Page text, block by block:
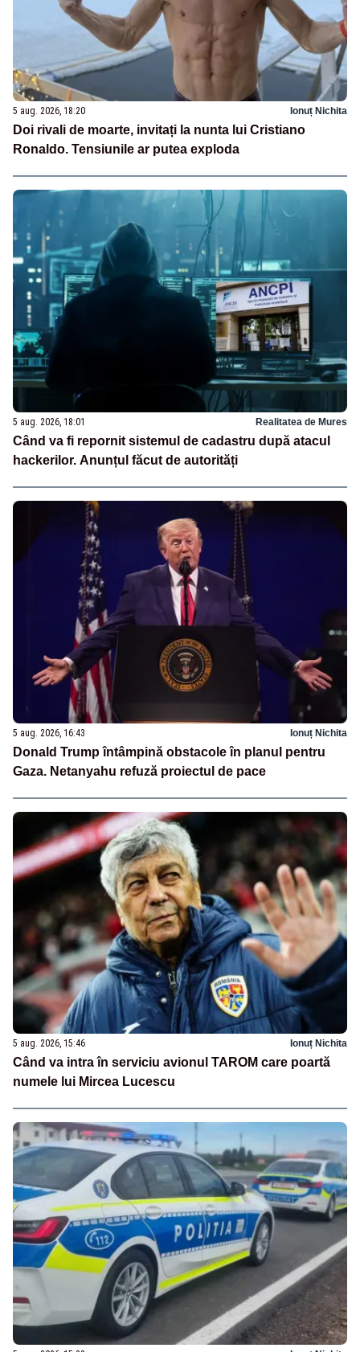
5 aug. 2026, 18:20 Ionuț Nichita
Doi rivali de moarte, invitați la nunta lui Cristiano
Ronaldo. Tensiunile ar putea exploda
5 aug. 2026, 18:01 Realitatea de Mures
Când va fi repornit sistemul de cadastru după atacul
hackerilor. Anunțul făcut de autorități
5 aug. 2026, 16:43 Ionuț Nichita
Donald Trump întâmpină obstacole în planul pentru
Gaza. Netanyahu refuză proiectul de pace
5 aug. 2026, 15:46 Ionuț Nichita
Când va intra în serviciu avionul TAROM care poartă
numele lui Mircea Lucescu